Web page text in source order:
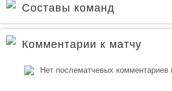
Составы команд
Комментарии к матчу
Нет послематчевых комментариев